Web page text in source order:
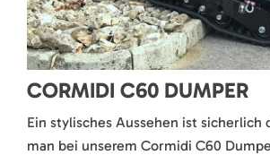
CORMIDI C60 DUMPER
Ein stylisches Aussehen ist sicherlich
man bei unserem Cormidi C60